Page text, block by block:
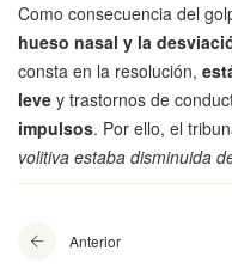
Como consecuencia del
hueso nasal y la
consta en la resolución,
leve y trastornos de
impulsos. Por ello, el
volitiva estaba disminuida
Anterior